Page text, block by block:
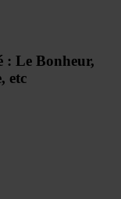
: Le Bonheur,
etc